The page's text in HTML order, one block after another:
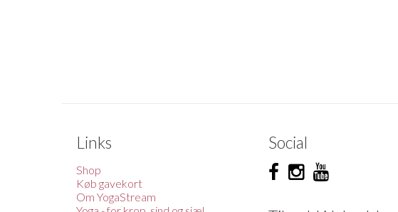
Links
Shop
Køb gavekort
Om YogaStream
Social